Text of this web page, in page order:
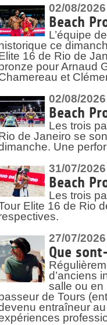
UTILES
19
ICI
02/08/2026
Beach
L’équipe
historique ce
16 de Rio de
bronze pour Arnaud
et
02/08/2026
Beach
Les trois
de Janeiro se
Une
31/07/2026
Beach
Les trois
Elite 16 de Rio
27/07/2026
Que
d’anciens
salle ou en
de Tours
entraîneur